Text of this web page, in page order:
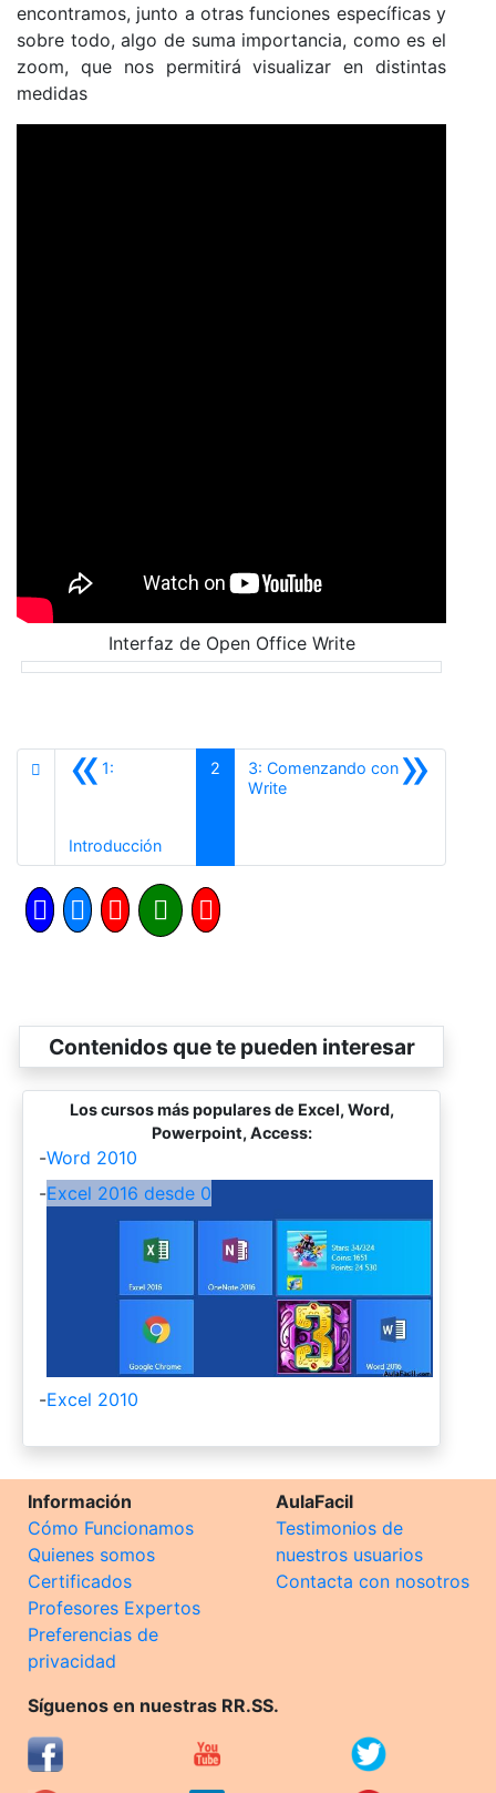
encontramos, junto a otras funciones específicas y
sobre todo, algo de suma importancia, como es el
zoom, que nos permitirá visualizar en distintas
medidas
Interfaz de Open Office Write
«1:
IntroducciónAnterior
2 »
3: Comenzando con
WriteSiguiente
Contenidos que te pueden interesar
Los cursos más populares de Excel, Word,
Powerpoint, Access:
-Word 2010
-Excel 2016 desde 0
-Excel 2010
Información
Cómo Funcionamos
Quienes somos
Certificados
Profesores Expertos
Preferencias de
privacidad
AulaFacil
Testimonios de
nuestros usuarios
Contacta con nosotros
Síguenos en nuestras RR.SS.